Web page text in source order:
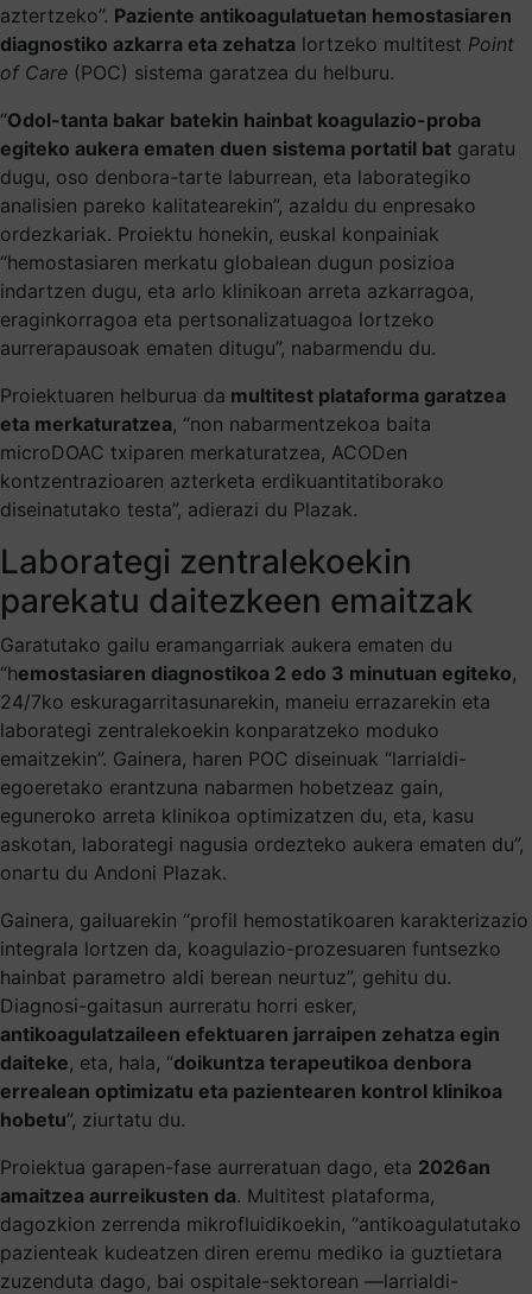
aztertzeko”. Paziente antikoagulatuetan hemostasiaren
diagnostiko azkarra eta zehatza lortzeko multitest Point
of Care (POC) sistema garatzea du helburu.
“Odol-tanta bakar batekin hainbat koagulazio-proba
egiteko aukera ematen duen sistema portatil bat garatu
dugu, oso denbora-tarte laburrean, eta laborategiko
analisien pareko kalitatearekin”, azaldu du enpresako
ordezkariak. Proiektu honekin, euskal konpainiak
“hemostasiaren merkatu globalean dugun posizioa
indartzen dugu, eta arlo klinikoan arreta azkarragoa,
eraginkorragoa eta pertsonalizatuagoa lortzeko
aurrerapausoak ematen ditugu”, nabarmendu du.
Proiektuaren helburua da multitest plataforma garatzea
eta merkaturatzea, “non nabarmentzekoa baita
microDOAC txiparen merkaturatzea, ACODen
kontzentrazioaren azterketa erdikuantitatiborako
diseinatutako testa”, adierazi du Plazak.
Laborategi zentralekoekin
parekatu daitezkeen emaitzak
Garatutako gailu eramangarriak aukera ematen du
“hemostasiaren diagnostikoa 2 edo 3 minutuan egiteko,
24/7ko eskuragarritasunarekin, maneiu errazarekin eta
laborategi zentralekoekin konparatzeko moduko
emaitzekin”. Gainera, haren POC diseinuak “larrialdi-
egoeretako erantzuna nabarmen hobetzeaz gain,
eguneroko arreta klinikoa optimizatzen du, eta, kasu
askotan, laborategi nagusia ordezteko aukera ematen du”,
onartu du Andoni Plazak.
Gainera, gailuarekin “profil hemostatikoaren karakterizazio
integrala lortzen da, koagulazio-prozesuaren funtsezko
hainbat parametro aldi berean neurtuz”, gehitu du.
Diagnosi-gaitasun aurreratu horri esker,
antikoagulatzaileen efektuaren jarraipen zehatza egin
daiteke, eta, hala, “doikuntza terapeutikoa denbora
errealean optimizatu eta pazientearen kontrol klinikoa
hobetu”, ziurtatu du.
Proiektua garapen-fase aurreratuan dago, eta 2026an
amaitzea aurreikusten da. Multitest plataforma,
dagozkion zerrenda mikrofluidikoekin, “antikoagulatutako
pazienteak kudeatzen diren eremu mediko ia guztietara
zuzenduta dago, bai ospitale-sektorean —larrialdi-